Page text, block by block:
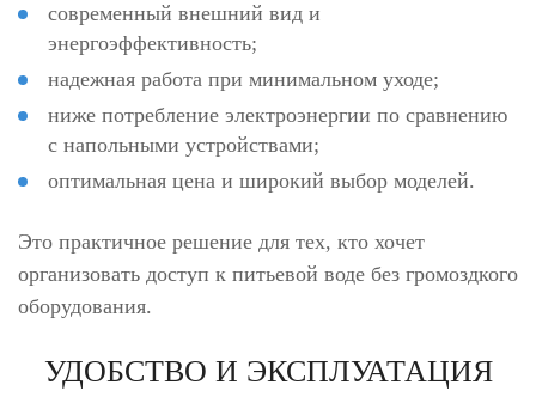
современный внешний вид и
энергоэффективность;
надежная работа при минимальном уходе;
ниже потребление электроэнергии по сравнению
с напольными устройствами;
оптимальная цена и широкий выбор моделей.
Это практичное решение для тех, кто хочет
организовать доступ к питьевой воде без громоздкого
оборудования.
УДОБСТВО И ЭКСПЛУАТАЦИЯ